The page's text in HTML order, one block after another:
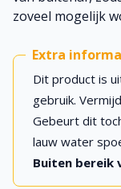
zoveel mogelijk
Extra
Dit product is
gebruik.
Gebeurt dit
lauw water
Buiten bereik